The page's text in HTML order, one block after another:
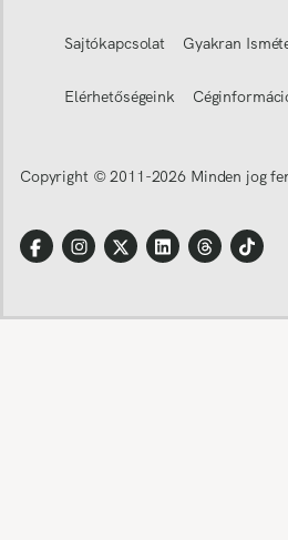
Sajtókapcsolat Gyakran
Elérhetőségeink
Copyright © 2011-2026 Minden jog